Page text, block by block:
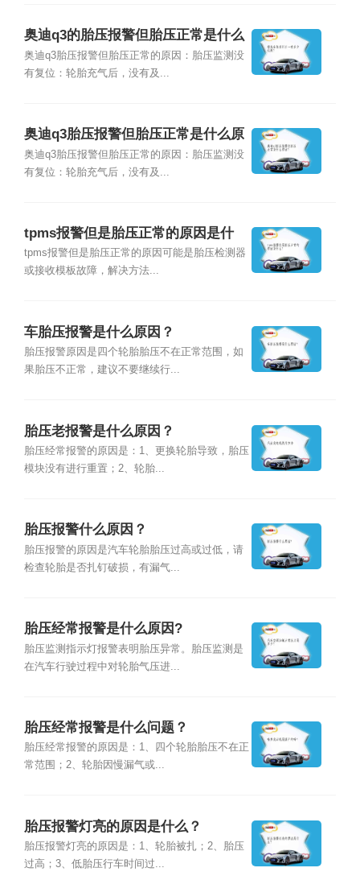
奥迪q3的胎压报警但胎压正常是什么
原因？
奥迪q3胎压报警但胎压正常的原因：胎压监测没
有复位：轮胎充气后，没有及...
奥迪q3胎压报警但胎压正常是什么原
因？
奥迪q3胎压报警但胎压正常的原因：胎压监测没
有复位：轮胎充气后，没有及...
tpms报警但是胎压正常的原因是什
么？
tpms报警但是胎压正常的原因可能是胎压检测器
或接收模板故障，解决方法...
车胎压报警是什么原因？
胎压报警原因是四个轮胎胎压不在正常范围，如
果胎压不正常，建议不要继续行...
胎压老报警是什么原因？
胎压经常报警的原因是：1、更换轮胎导致，胎压
模块没有进行重置；2、轮胎...
胎压报警什么原因？
胎压报警的原因是汽车轮胎胎压过高或过低，请
检查轮胎是否扎钉破损，有漏气...
胎压经常报警是什么原因?
胎压监测指示灯报警表明胎压异常。胎压监测是
在汽车行驶过程中对轮胎气压进...
胎压经常报警是什么问题？
胎压经常报警的原因是：1、四个轮胎胎压不在正
常范围；2、轮胎因慢漏气或...
胎压报警灯亮的原因是什么？
胎压报警灯亮的原因是：1、轮胎被扎；2、胎压
过高；3、低胎压行车时间过...